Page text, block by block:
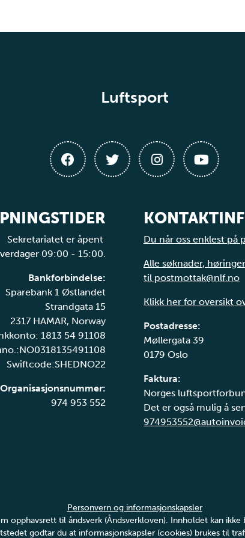
Luftsport
Sekretariatet er åpent
09:00 - 15:00.
Bankforbindelse:
Sparebank 1 Østlandet
Strandgata 15
2317 HAMAR, Norway
1813 54 91108
Swiftcode:SHEDNO22
Organisasjonsnummer:
974 953 552
Du når oss enklest på
Alle søknader,
til postmottak@nlf.no
Klikk her for oversikt
Postadresse:
Møllergata 39
0179 Oslo
Faktura:
Norges
Det er også mulig å
Personvern og informasjonskapsler
opphavsrett til åndsverk (Åndsverkloven). Innholdet kan
godtar du at informasjonskapsler (cookies) brukes til